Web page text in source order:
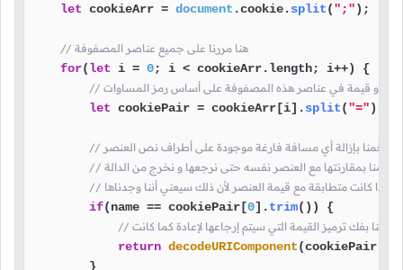
let cookieArr = document .cookie.split(";");
// هنا مررنا على جميع عناصر المصفوفة
for(let i = 0; i < cookieArr.length; i++) {
إسم و قيمة في عناصر هذه المصفوفة على أساس رمز المساوات
let cookiePair = cookieArr[i].split("=");
// هنا قمنا بإزالة أي مسافة فارغة موجودة على أطراف نص العنصر
// ثم قمنا بمقارنتها مع العنصر نفسه حتى نرجعها و نخرج من الدالة
// إذا كانت متطابقة مع قيمة العنصر لأن ذلك سيعني أننا وجدناها
if(name == cookiePair[0].trim()) {
هنا قمنا بفك ترميز القيمة التي سيتم إرجاعها لإعادة كما كانت
return decodeURIComponent(cookiePair[
        }